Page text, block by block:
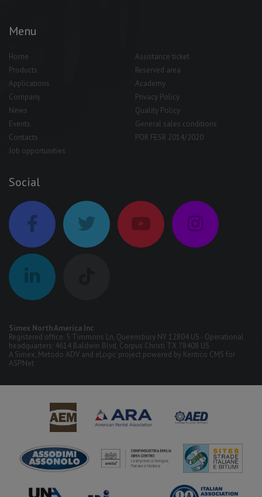
Menu
Home
Products
Applications
Company
News
Events
Contacts
Job opportunities
Assistance ticket
Reserved area
Academy
Privacy Policy
Quality Policy
General sales conditions
POR FESR 2014/2020
Social
Simex North America Inc
Registered office: 5 Timmons Ln, Queensbury NY 12804 US - Operational
headquarters: 4614 Baldwin Blvd, Corpus Christi TX 78408 US
A Simex, Metodo ADV and eLogic project powered by Kentico CMS for
ASP.Net